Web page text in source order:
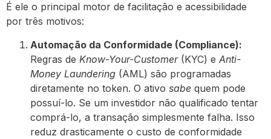
É ele o principal motor de facilitação e acessibilidade
por três motivos:
Automação da Conformidade (Compliance):
Regras de Know-Your-Customer(KYC) e Anti-
Money Laundering (AML) são programadas
diretamente no token. O ativo sabe quem pode
possuí-lo. Se um investidor não qualificado tentar
comprá-lo, a transação simplesmente falha. Isso
reduz drasticamente o custo de conformidade